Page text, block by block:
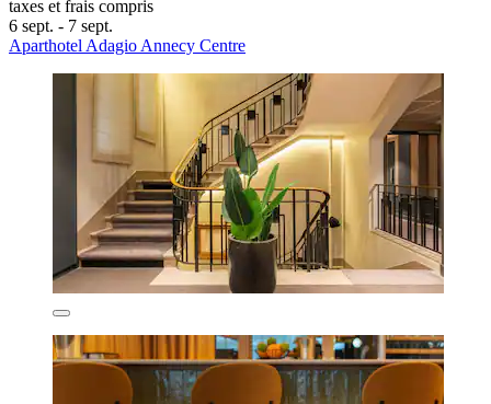
taxes et frais compris
6 sept. - 7 sept.
Aparthotel Adagio Annecy Centre